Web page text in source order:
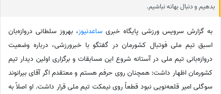
بدهیم و دنبال بهانه نباشیم.
به گزارش سرویس ورزشی پایگاه خبری ساعدنیوز، بهروز سلطانی دروازه‌بان
اسبق تیم ملی فوتبال کشورمان در گفتگو با خبرورزشی، درباره وضعیت
دروازه‌بانی تیم ملی در آستانه شروع این مسابقات و برگزاری اولین دیدار تیم
کشورمان اظهار داشت: همچنان روی حرفم هستم و معتقدم اگر آقای بیرانوند
سوگلی امیر قلعه‌نویی نبود قطعاً روی نیمکت تیم ملی قرار داشت. او اصلاً به